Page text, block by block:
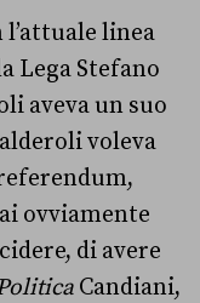
linea
Lega Stefano
aveva un suo
voleva
ovviamente
di avere
Candiani,